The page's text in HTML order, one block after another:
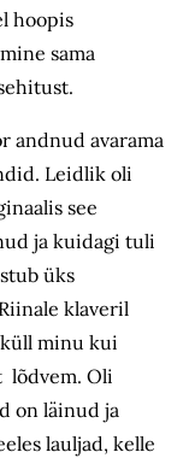
hoopis
sama
andnud avarama
Leidlik oli
see
ja kuidagi tuli
üks
klaveril
minu kui
lõdvem. Oli
on läinud ja
lauljad, kelle